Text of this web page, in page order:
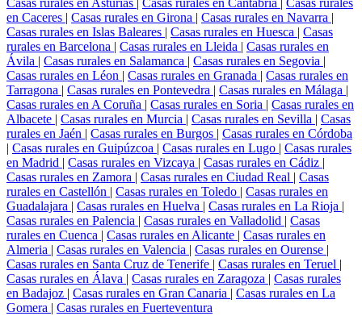
Casas rurales en Asturias | Casas rurales en Cantabria | Casas rurales
en Caceres | Casas rurales en Girona | Casas rurales en Navarra |
Casas rurales en Islas Baleares | Casas rurales en Huesca | Casas
rurales en Barcelona | Casas rurales en Lleida | Casas rurales en
Ávila | Casas rurales en Salamanca | Casas rurales en Segovia |
Casas rurales en Léon | Casas rurales en Granada | Casas rurales en
Tarragona | Casas rurales en Pontevedra | Casas rurales en Málaga |
Casas rurales en A Coruña | Casas rurales en Soria | Casas rurales en
Albacete | Casas rurales en Murcia | Casas rurales en Sevilla | Casas
rurales en Jaén | Casas rurales en Burgos | Casas rurales en Córdoba
| Casas rurales en Guipúzcoa | Casas rurales en Lugo | Casas rurales
en Madrid | Casas rurales en Vizcaya | Casas rurales en Cádiz |
Casas rurales en Zamora | Casas rurales en Ciudad Real | Casas
rurales en Castellón | Casas rurales en Toledo | Casas rurales en
Guadalajara | Casas rurales en Huelva | Casas rurales en La Rioja |
Casas rurales en Palencia | Casas rurales en Valladolid | Casas
rurales en Cuenca | Casas rurales en Alicante | Casas rurales en
Almeria | Casas rurales en Valencia | Casas rurales en Ourense |
Casas rurales en Santa Cruz de Tenerife | Casas rurales en Teruel |
Casas rurales en Álava | Casas rurales en Zaragoza | Casas rurales
en Badajoz | Casas rurales en Gran Canaria | Casas rurales en La
Gomera | Casas rurales en Fuerteventura